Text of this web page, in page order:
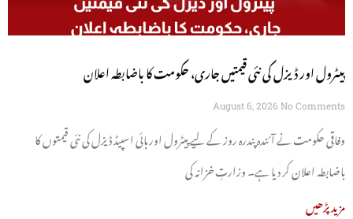
پیٹرول اور ڈیزل کی نئی قیمتیں جاری، حکومت کا باضابطہ اعلان
August 6, 2026 No Comments
وفاقی حکومت نے آئندہ پندرہ روز کے لیے پیٹرول اور ہائی اسپیڈ ڈیزل کی نئی قیمتوں کا
باضابطہ اعلان کر دیا ہے۔ وزارتِ خزانہ کی
مزید پڑھیں